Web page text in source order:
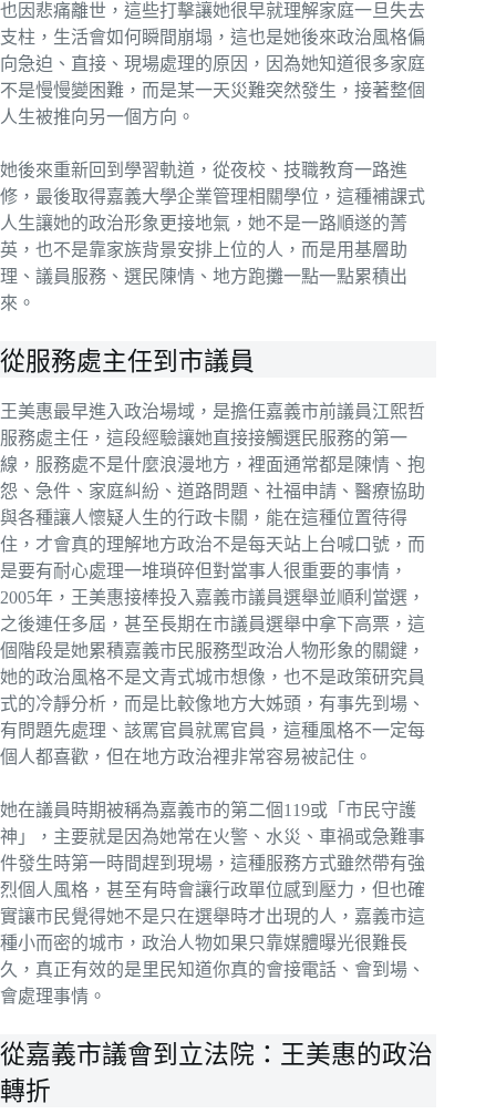
也因悲痛離世，這些打擊讓她很早就理解家庭一旦失去
支柱，生活會如何瞬間崩塌，這也是她後來政治風格偏
向急迫、直接、現場處理的原因，因為她知道很多家庭
不是慢慢變困難，而是某一天災難突然發生，接著整個
人生被推向另一個方向。
她後來重新回到學習軌道，從夜校、技職教育一路進
修，最後取得嘉義大學企業管理相關學位，這種補課式
人生讓她的政治形象更接地氣，她不是一路順遂的菁
英，也不是靠家族背景安排上位的人，而是用基層助
理、議員服務、選民陳情、地方跑攤一點一點累積出
來。
從服務處主任到市議員
王美惠最早進入政治場域，是擔任嘉義市前議員江熙哲
服務處主任，這段經驗讓她直接接觸選民服務的第一
線，服務處不是什麼浪漫地方，裡面通常都是陳情、抱
怨、急件、家庭糾紛、道路問題、社福申請、醫療協助
與各種讓人懷疑人生的行政卡關，能在這種位置待得
住，才會真的理解地方政治不是每天站上台喊口號，而
是要有耐心處理一堆瑣碎但對當事人很重要的事情，
2005年，王美惠接棒投入嘉義市議員選舉並順利當選，
之後連任多屆，甚至長期在市議員選舉中拿下高票，這
個階段是她累積嘉義市民服務型政治人物形象的關鍵，
她的政治風格不是文青式城市想像，也不是政策研究員
式的冷靜分析，而是比較像地方大姊頭，有事先到場、
有問題先處理、該罵官員就罵官員，這種風格不一定每
個人都喜歡，但在地方政治裡非常容易被記住。
她在議員時期被稱為嘉義市的第二個119或「市民守護
神」，主要就是因為她常在火警、水災、車禍或急難事
件發生時第一時間趕到現場，這種服務方式雖然帶有強
烈個人風格，甚至有時會讓行政單位感到壓力，但也確
實讓市民覺得她不是只在選舉時才出現的人，嘉義市這
種小而密的城市，政治人物如果只靠媒體曝光很難長
久，真正有效的是里民知道你真的會接電話、會到場、
會處理事情。
從嘉義市議會到立法院：王美惠的政治
轉折